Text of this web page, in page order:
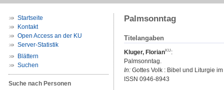
Startseite
Kontakt
Open Access an der KU
Server-Statistik
Blättern
Suchen
Suche nach Personen
Palmsonntag
Titelangaben
Kluger, Florian
:
Palmsonntag.
In: Gottes Volk : Bibel und Liturgie
ISSN 0946-8943